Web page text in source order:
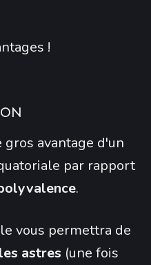
!
avantage d'un
par rapport
.
vous permettra de
astres (une fois